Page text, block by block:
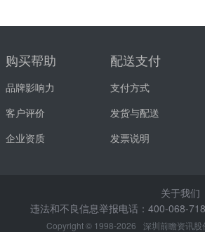
购买帮助
品牌影响力
客户评价
企业资质
配送支付
支付方式
发货与配送
发票说明
关于我们
违法和不良信息举报电话：400-068-
Copyright © 1998-2026 深圳前瞻资讯股